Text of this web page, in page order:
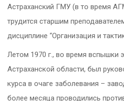
Астраханский ГМУ (в то время
трудится старшим
дисциплине “Организация и
Летом 1970 г., во время вспышки
Астраханской области, был
курса в очаге заболевания –
более месяца проводились